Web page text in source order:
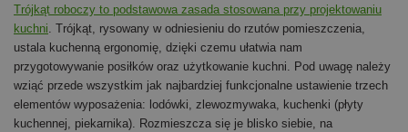
Trójkąt roboczy to podstawowa zasada stosowana przy projektowaniu
kuchni. Trójkąt, rysowany w odniesieniu do rzutów pomieszczenia,
ustala kuchenną ergonomię, dzięki czemu ułatwia nam
przygotowywanie posiłków oraz użytkowanie kuchni. Pod uwagę należy
wziąć przede wszystkim jak najbardziej funkcjonalne ustawienie trzech
elementów wyposażenia: lodówki, zlewozmywaka, kuchenki (płyty
kuchennej, piekarnika). Rozmieszcza się je blisko siebie, na